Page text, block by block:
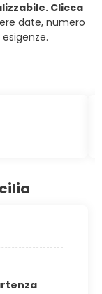
Clicca
date, numero